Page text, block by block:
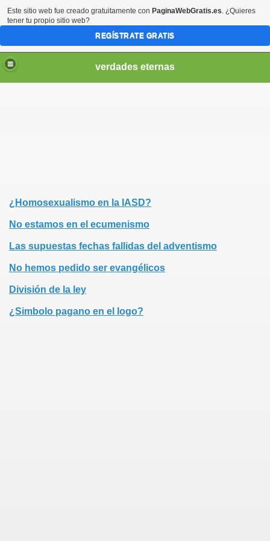
verdades eternas
¿Homosexualismo en la IASD?
No estamos en el ecumenismo
Las supuestas fechas fallidas del adventismo
No hemos pedido ser evangélicos
División de la ley
¿Simbolo pagano en el logo?
Este sitio web fue creado gratuitamente con PaginaWebGratis.es. ¿Quieres
tener tu propio sitio web?
REGÍSTRATE GRATIS